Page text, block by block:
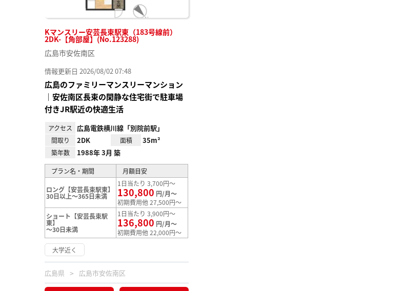
Kマンスリー安芸長束駅東（183号線前）
2DK-【角部屋】(No.123288)
広島市安佐南区
情報更新日 2026/08/02 07:48
広島のファミリーマンスリーマンション
｜安佐南区長束の閑静な住宅街で駐車場
付きJR駅近の快適生活
アクセス 広島電鉄横川線「別院前駅」
間取り 2DK 面積 35m²
築年数 1988年 3月 築
プラン名・期間 月額目安
ロング【安芸長束駅東】
30日以上～365日未満
1日当たり 3,700円～
130,800 円/月～
初期費用他 27,500円～
ショート【安芸長束駅
東】
～30日未満
1日当たり 3,900円～
136,800 円/月～
初期費用他 22,000円～
大学近く
広島県 広島市安佐南区